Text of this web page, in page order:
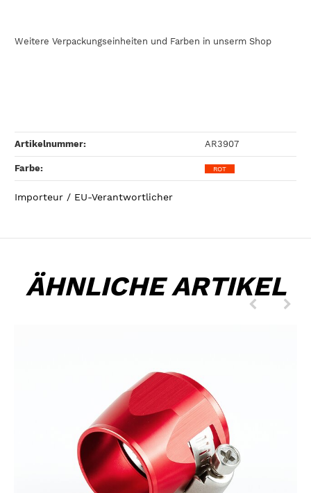
Weitere Verpackungseinheiten und Farben in unserm Shop
Artikelnummer: AR3907
Farbe‍: ROT
Importeur / EU-Verantwortlicher
ÄHNLICHE ARTIKEL